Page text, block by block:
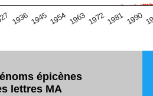
1936 1945 1954 1963 19721981 1990
épicènes
lettres MA